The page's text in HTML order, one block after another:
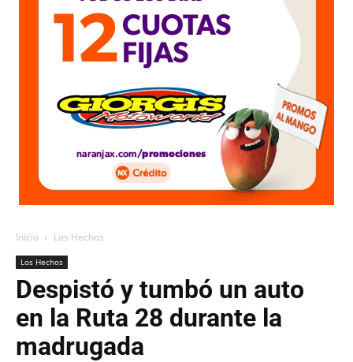
Inicio Los Hechos
Los Hechos
Despistó y tumbó un auto
en la Ruta 28 durante la
madrugada